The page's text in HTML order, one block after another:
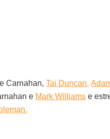
Carnahan, Tai Duncan,
e Mark Williams e